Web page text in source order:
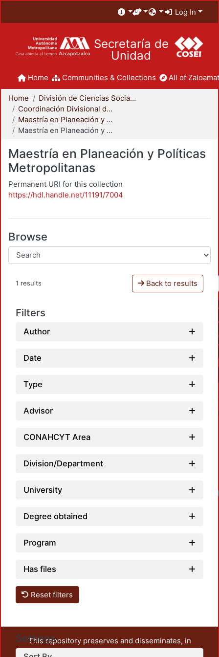
Log In
Secretaría de
Unidad
Home Communities & Collections All of
Home
División de Ciencias Sociales y Humanidades
Coordinación Divisional de Posgrado
Maestría en Planeación y Políticas Metropolitanas
Maestría en Planeación y Políticas Metropolitanas
Maestría en Planeación y Políticas
Metropolitanas
Permanent URI for this collection
https://hdl.handle.net/11191/7004
Browse
1 results Back to results
Filters
Author
Date
Type
Advisor
CONAHCYT Area
Division/Department
University
Degree obtained
Program
Has files
Reset filters
Settings
This repository preserves and disseminates, in
unrestricted open access, the teaching and research